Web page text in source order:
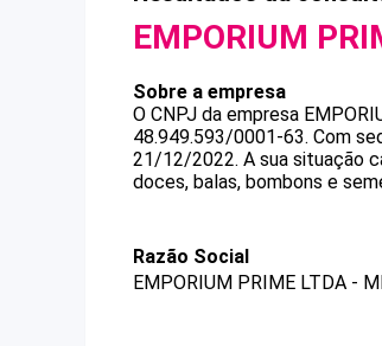
EMPORIUM
Sobre a empresa
O CNPJ da empresa
48.949.593/0001-63. Com
21/12/2022. A sua situação
doces, balas, bombons e
Razão Social
EMPORIUM PRIME LTDA -